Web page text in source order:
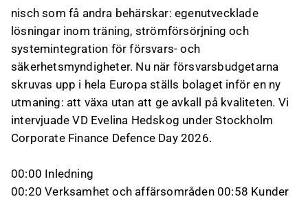
och rätt kompetens.
Detta innehåll är skapat av AI baserat på en videotranskription. Ge gärna
feedback om det påInderes forum.
nisch som få andra behärskar: egenutvecklade
lösningar inom träning, strömförsörjning och
systemintegration för försvars- och
säkerhetsmyndigheter. Nu när försvarsbudgetarna
skruvas upp i hela Europa ställs bolaget inför en ny
utmaning: att växa utan att ge avkall på kvaliteten. Vi
intervjuade VD Evelina Hedskog under Stockholm
Corporate Finance Defence Day 2026.
00:00 Inledning
00:20 Verksamhet och affärsområden 00:58 Kunder